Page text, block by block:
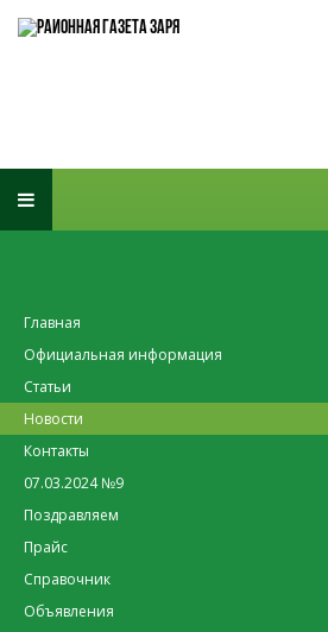
Главная
Официальная информация
Статьи
Новости
Контакты
07.03.2024 №9
Поздравляем
Прайс
Справочник
Объявления